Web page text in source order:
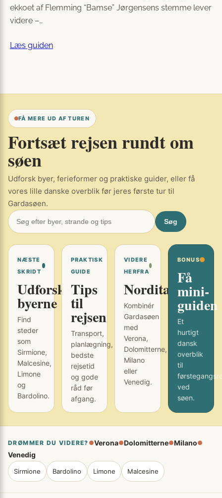
ekkoet af Flemming “Bamse” Jørgensens stemme lever
videre –…
Læs guiden
FÅ MERE UD AF TUREN
Fortsæt rejsen rundt om
søen
Udforsk byer, ferieformer og praktiske guider, eller få
vores lille danske overblik før jeres første tur til
Gardasøen.
Søg
NÆSTE
SKRIDT
Udforsk
byerne
Find
steder
som
Sirmione,
Malcesine,
Limone
og
Bardolino.
PRAKTISK
GUIDE
Tips
til
rejsen
Transport,
planlægning,
bedste
rejsetid
og gode
råd før
afgang.
VIDERE
HERFRA
Norditalien
Kombinér
Gardasøen
med
Verona,
Dolomitterne,
Milano
eller
Venedig.
BONUS
Få
mini-
guiden
Et
hurtigt
dansk
overblik
til
ved
søen.
DRØMMER DU VIDERE? ●Verona●Dolomitterne●Milano●
Venedig
Sirmione Bardolino Limone Malcesine